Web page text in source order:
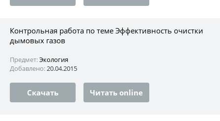
Контрольная работа по теме Эффективность очистки
дымовых газов
Предмет:Экология
Добавлено:20.04.2015
Скачать Читать online